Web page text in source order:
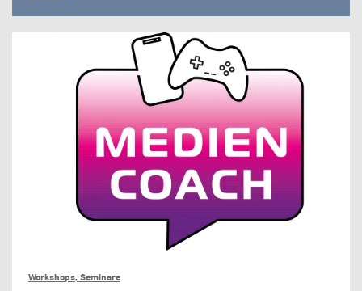
Workshops, Seminare